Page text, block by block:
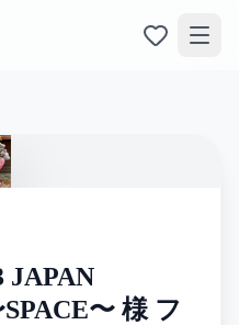
JAPAN
〜 様 フ